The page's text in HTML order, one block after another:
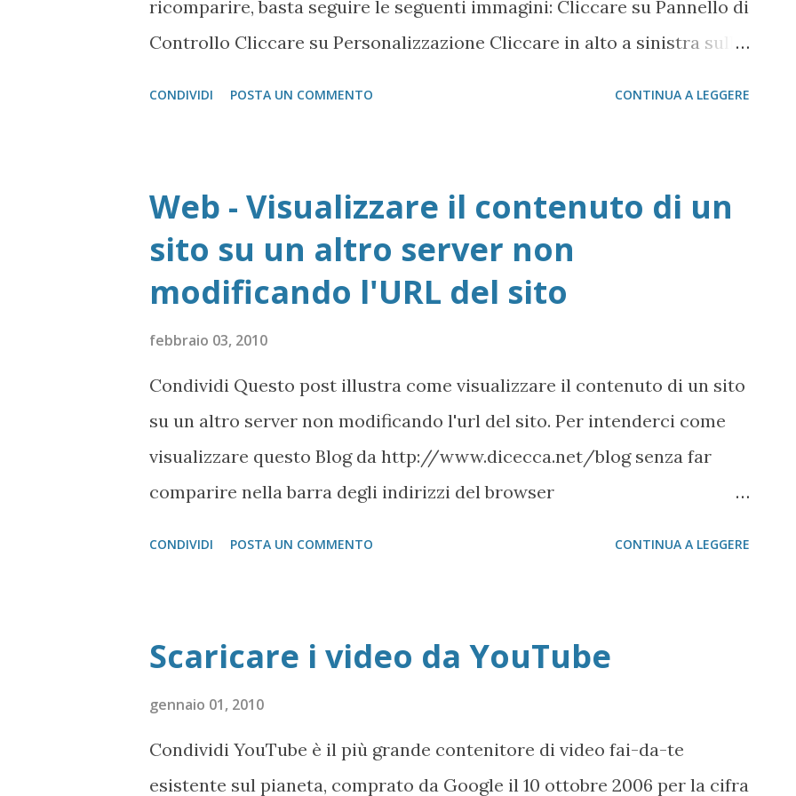
ricomparire, basta seguire le seguenti immagini: Cliccare su Pannello di
Controllo Cliccare su Personalizzazione Cliccare in alto a sinistra sulla
CONDIVIDI POSTA UN COMMENTO CONTINUA A LEGGERE
Web - Visualizzare il contenuto di un
sito su un altro server non
modificando l'URL del sito
febbraio 03, 2010
Condividi Questo post illustra come visualizzare il contenuto di un sito
su un altro server non modificando l'url del sito. Per intenderci come
visualizzare questo Blog da http://www.dicecca.net/blog senza far
comparire nella barra degli indirizzi del browser
se, siti sviluppati con altri linguaggi come il PHP e ASP consentono di
montare questi pezzi in altri modi). Il frame, lo possiamo immaginare
come una sorta di browser nel browser, cioè apre una o più finestre
reali del browser che possono caricare pezzi di siti dai più disparati
CONDIVIDI POSTA UN COMMENTO CONTINUA A LEGGERE
Scaricare i video da YouTube
gennaio 01, 2010
Condividi YouTube è il più grande contenitore di video fai-da-te
esistente sul pianeta, comprato da Google il 10 ottobre 2006 per la cifra